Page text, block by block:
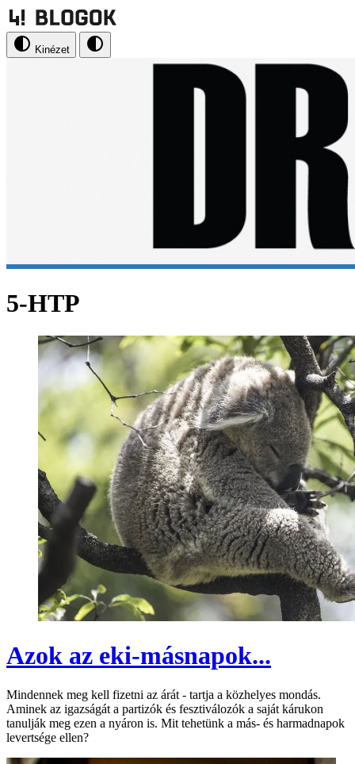
Kinézet
5-HTP
Azok az eki-másnapok...
Mindennek meg kell fizetni az árát - tartja a közhelyes mondás.
Aminek az igazságát a partizók és fesztiválozók a saját kárukon
tanulják meg ezen a nyáron is. Mit tehetünk a más- és harmadnapok
levertsége ellen?